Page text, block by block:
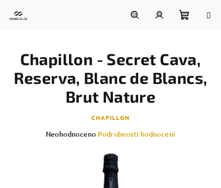
košík
Chapillon - Secret Cava,
Reserva, Blanc de Blancs,
Brut Nature
CHAPILLON
Průměrné
Neohodnoceno Podrobnosti hodnocení